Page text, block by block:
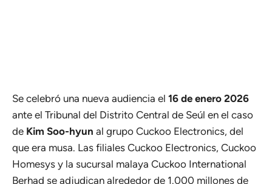
Se celebró una nueva audiencia el 16 de enero 2026
ante el Tribunal del Distrito Central de Seúl en el caso
de Kim Soo-hyun al grupo Cuckoo Electronics, del
que era musa. Las filiales Cuckoo Electronics, Cuckoo
Homesys y la sucursal malaya Cuckoo International
Berhad se adjudican alrededor de 1.000 millones de